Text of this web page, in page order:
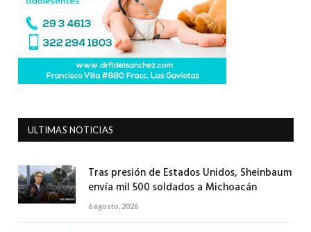
ULTIMAS NOTICIAS
Tras presión de Estados Unidos, Sheinbaum
envía mil 500 soldados a Michoacán
6 agosto, 2026